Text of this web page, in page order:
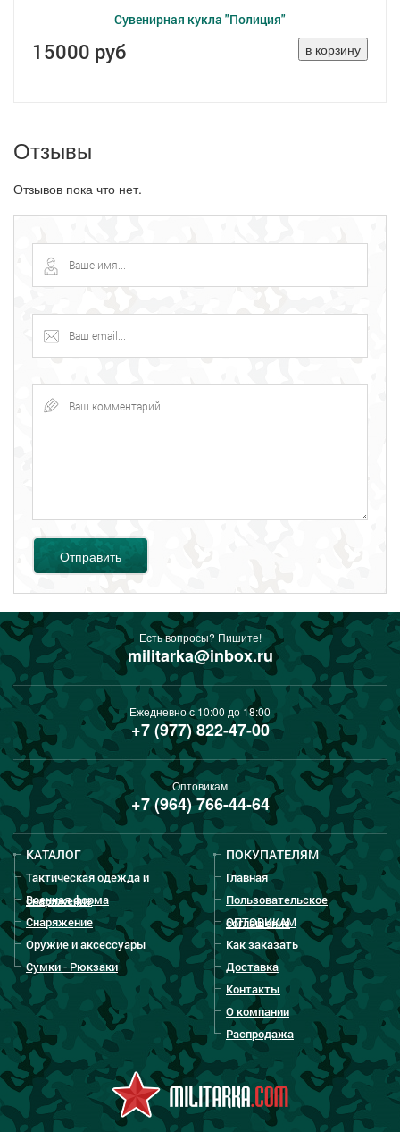
Сувенирная кукла "Полиция"
15000 руб
Отзывы
Отзывов пока что нет.
Отправить
Есть вопросы? Пишите!
militarka@inbox.ru
Ежедневно с 10:00 до 18:00
+7 (977) 822-47-00
Оптовикам
+7 (964) 766-44-64
КАТАЛОГ
Тактическая одежда и
снаряжение
Военная форма
Снаряжение
Оружие и аксессуары
Сумки - Рюкзаки
ПОКУПАТЕЛЯМ
Главная
Пользовательское
соглашение
ОПТОВИКАМ
Как заказать
Доставка
Контакты
О компании
Распродажа